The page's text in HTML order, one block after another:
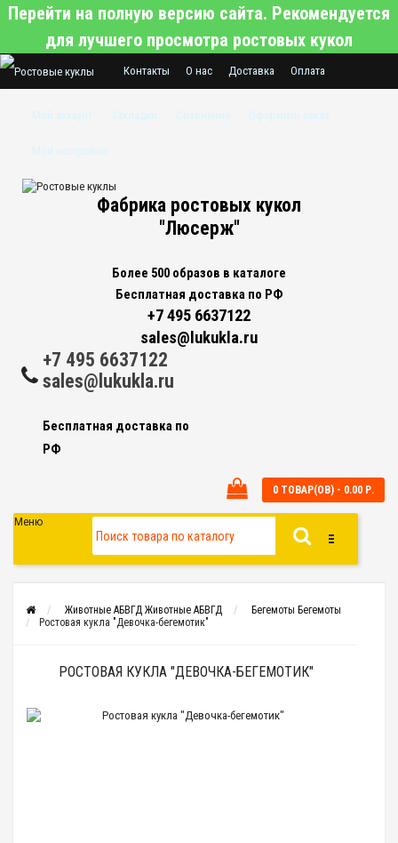
Перейти на полную версию сайта. Рекомендуется
для лучшего просмотра ростовых кукол
Контакты О нас Доставка Оплата
Мой аккаунт Закладки Сравнение Оформить заказ
Мои настройки
Фабрика ростовых кукол
"Люсерж"
Более 500 образов в каталоге
Бесплатная доставка по РФ
+7 495 6637122
sales@lukukla.ru
+7 495 6637122
sales@lukukla.ru
Бесплатная доставка по
РФ
0 ТОВАР(ОВ) - 0.00 Р.
Меню
Животные АБВГД Животные АБВГД Бегемоты Бегемоты
Ростовая кукла "Девочка-бегемотик"
РОСТОВАЯ КУКЛА "ДЕВОЧКА-БЕГЕМОТИК"